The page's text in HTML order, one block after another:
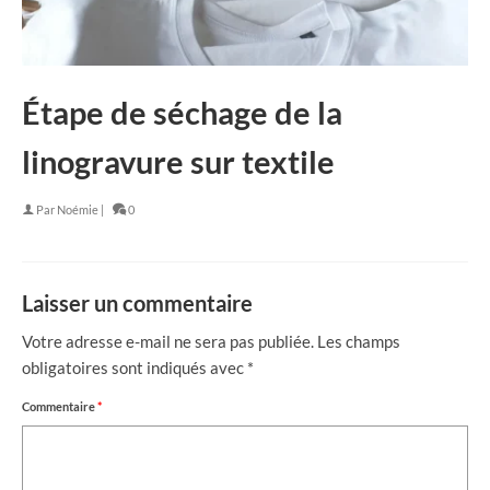
Étape de séchage de la
linogravure sur textile
Par Noémie | 0
Laisser un commentaire
Votre adresse e-mail ne sera pas publiée. Les champs
obligatoires sont indiqués avec *
Commentaire*